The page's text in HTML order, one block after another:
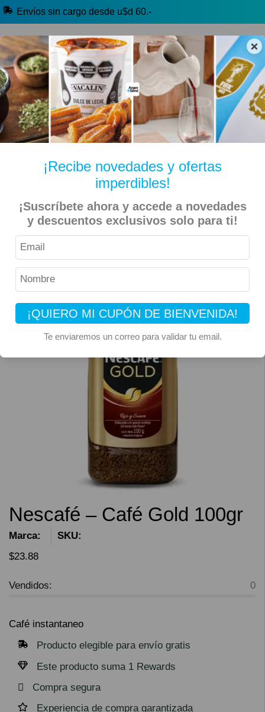
×
¡Recibe novedades y ofertas
imperdibles!
¡Suscríbete ahora y accede a novedades
y descuentos exclusivos solo para ti!
¡QUIERO MI CUPÓN DE BIENVENIDA!
Te enviaremos un correo para validar tu email.
Envíos sin cargo desde u$d 60.-
🔥 Alfajores y Golosinas
🧉 Clásicos argentinos 🏷️ Todas las categorías
Inicio Bebidas Yerba E Infusiones Café
Nescafé – Café Gold 100gr
Nescafé – Café Gold 100gr
Marca:
SKU:
$23.88
Vendidos: 0
Café instantaneo
Producto elegible para envío gratis
Este producto suma 1 Rewards
Compra segura
Experiencia de compra garantizada